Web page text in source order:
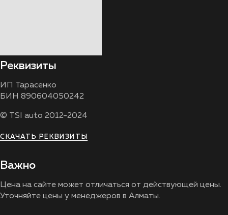
Реквизиты
ИП Тарасенко
БИН 890604050242
© TSI auto 2012-2024
СКАЧАТЬ РЕКВИЗИТЫ
Важно
Цена на сайте может отличаться от действующей цены.
Уточняйте цены у менеджеров в Алматы.